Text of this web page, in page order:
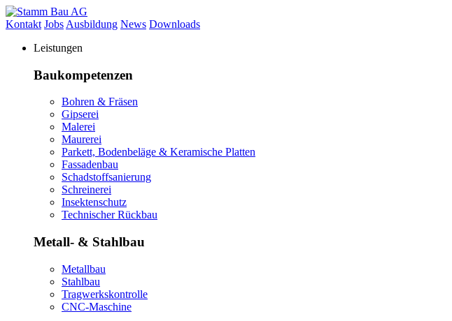
Kontakt Jobs Ausbildung News Downloads
Leistungen
Baukompetenzen
Bohren & Fräsen
Gipserei
Malerei
Maurerei
Parkett, Bodenbeläge & Keramische Platten
Fassadenbau
Schadstoffsanierung
Schreinerei
Insektenschutz
Technischer Rückbau
Metall- & Stahlbau
Metallbau
Stahlbau
Tragwerkskontrolle
CNC-Maschine